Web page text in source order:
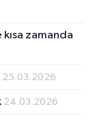
zamanda
25.03.2026
24.03.2026